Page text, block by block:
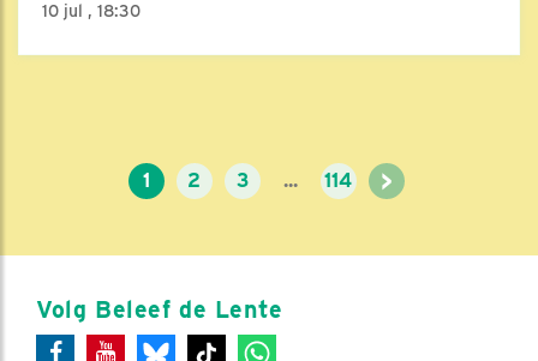
10 jul , 18:30
1 2 3 ... 114 >
Volg Beleef de Lente